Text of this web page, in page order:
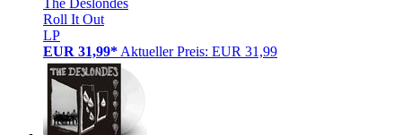
The Deslondes
Roll It Out
LP
EUR 31,99* Aktueller Preis: EUR 31,99